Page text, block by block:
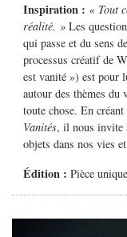
Inspiration : « Tout
réalité. » Les
qui passe et du sens
processus créatif de
est vanité ») est pour
autour des thèmes du
toute chose. En
Vanités, il nous invite
objets dans nos vies
Édition : Pièce